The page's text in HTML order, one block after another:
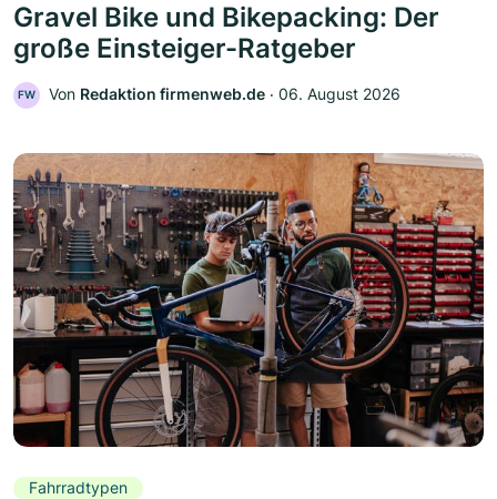
Gravel Bike und Bikepacking: Der
große Einsteiger-Ratgeber
FW Von Redaktion firmenweb.de ‧ 06. August 2026
Fahrradtypen